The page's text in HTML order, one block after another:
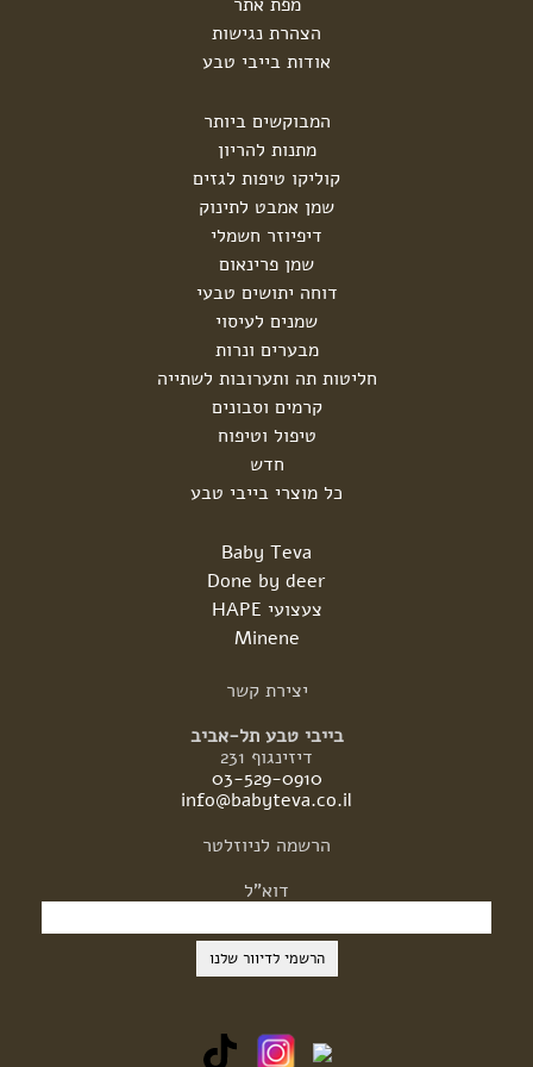
הצהרת נגישות
אודות בייבי טבע
המבוקשים ביותר
מתנות להריון
קוליקו טיפות לגזים
שמן אמבט לתינוק
דיפיוזר חשמלי
שמן פרינאום
דוחה יתושים טבעי
שמנים לעיסוי
מבערים ונרות
חליטות תה ותערובות לשתייה
קרמים וסבונים
טיפול וטיפוח
חדש
כל מוצרי בייבי טבע
Baby Teva
Done by deer
צעצועי HAPE
Minene
יצירת קשר
בייבי טבע תל-אביב
דיזינגוף 231
03-529-0910
info@babyteva.co.il
הרשמה לניוזלטר
דוא"ל